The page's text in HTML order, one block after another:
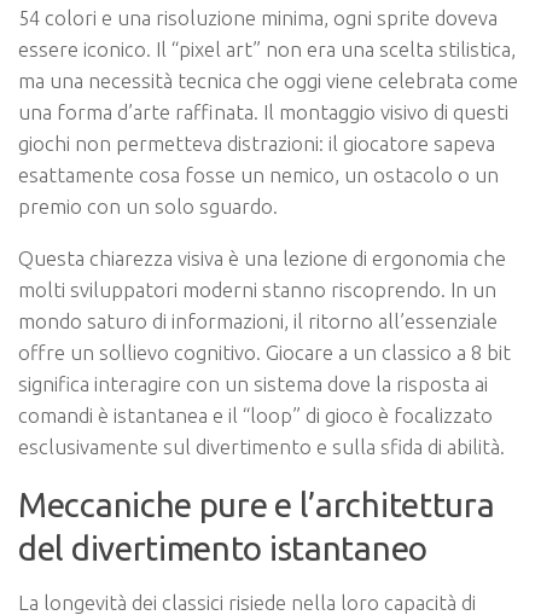
54 colori e una risoluzione minima, ogni sprite doveva
essere iconico. Il “pixel art” non era una scelta stilistica,
ma una necessità tecnica che oggi viene celebrata come
una forma d’arte raffinata. Il montaggio visivo di questi
giochi non permetteva distrazioni: il giocatore sapeva
esattamente cosa fosse un nemico, un ostacolo o un
premio con un solo sguardo.
Questa chiarezza visiva è una lezione di ergonomia che
molti sviluppatori moderni stanno riscoprendo. In un
mondo saturo di informazioni, il ritorno all’essenziale
offre un sollievo cognitivo. Giocare a un classico a 8 bit
significa interagire con un sistema dove la risposta ai
comandi è istantanea e il “loop” di gioco è focalizzato
esclusivamente sul divertimento e sulla sfida di abilità.
Meccaniche pure e l’architettura
del divertimento istantaneo
La longevità dei classici risiede nella loro capacità di